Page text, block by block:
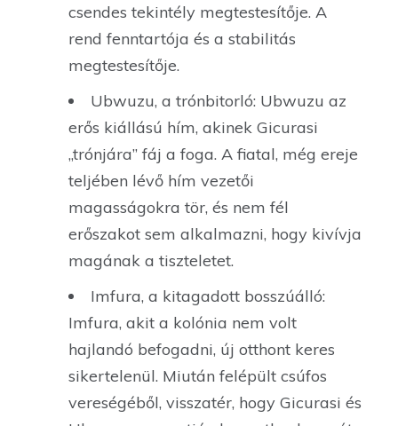
csendes tekintély megtestesítője. A
rend fenntartója és a stabilitás
megtestesítője.
Ubwuzu, a trónbitorló: Ubwuzu az
erős kiállású hím, akinek Gicurasi
„trónjára” fáj a foga. A fiatal, még ereje
teljében lévő hím vezetői
magasságokra tör, és nem fél
erőszakot sem alkalmazni, hogy kivívja
magának a tiszteletet.
Imfura, a kitagadott bosszúálló:
Imfura, akit a kolónia nem volt
hajlandó befogadni, új otthont keres
sikertelenül. Miután felépült csúfos
vereségéből, visszatér, hogy Gicurasi és